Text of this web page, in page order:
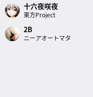
十六夜咲夜
東方Project
2B
ニーアオートマタ